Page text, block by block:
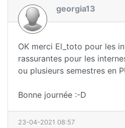
georgia13
OK merci El_toto pour les
rassurantes pour les
ou plusieurs semestres en
Bonne journée :-D
23-04-2021 08:57